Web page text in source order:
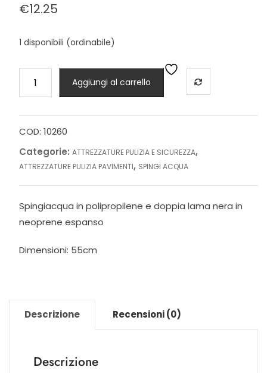
€12.25
1 disponibili (ordinabile)
cm.55
quantità
Aggiungi al carrello
COD: 10260
Categorie: ATTREZZATURE PULIZIA E SICUREZZA,
ATTREZZATURE PULIZIA PAVIMENTI, SPINGI ACQUA
Spingiacqua in polipropilene e doppia lama nera in
neoprene espanso
Dimensioni: 55cm
Descrizione Recensioni (0)
Descrizione